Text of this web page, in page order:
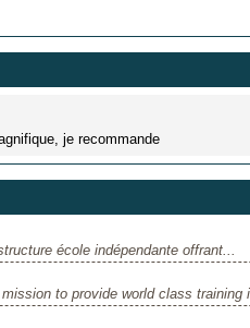
je recommande
école indépendante offrant...
to provide world class training